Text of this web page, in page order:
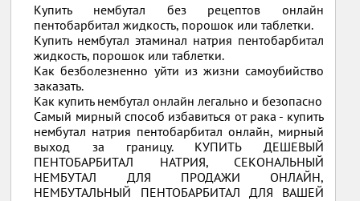
Купить нембутал без рецептов онлайн
пентобарбитал жидкость, порошок или таблетки.
Купить нембутал этаминал натрия пентобарбитал
жидкость, порошок или таблетки.
Как безболезненно уйти из жизни самоубийство
заказать.
Как купить нембутал онлайн легально и безопасно
Самый мирный способ избавиться от рака - купить
нембутал натрия пентобарбитал онлайн, мирный
выход за границу. КУПИТЬ ДЕШЕВЫЙ
ПЕНТОБАРБИТАЛ НАТРИЯ, СЕКОНАЛЬНЫЙ
НЕМБУТАЛ ДЛЯ ПРОДАЖИ ОНЛАЙН,
НЕМБУТАЛЬНЫЙ ПЕНТОБАРБИТАЛ ДЛЯ ВАШЕЙ